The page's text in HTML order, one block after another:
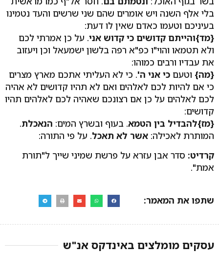
בלי אלף השנה ויש אומרים שהם שני שרשים והעד נטמינו
בעיניכם וטעמו כאדם שאין לו דעת:
{מד}והייתם קדושים כי קדוש אני. על כן אמרתי לכם
ולא תטמאו והוי"ו כפ"א רפה בלשון ישמעאל וכן ויעזוב
את עבדיו ורבים כמוהו:
{מה} וטעם כי אני ה'. כי לא העליתי אתכם מארץ מצרים
כי אם להיות לכם לאלהים ואם לא תהיו קדושים לא אהיה
לכם לאלהים על כן אם רצונכם שאהיה לכם לאלהים תהיו
קדושים:
{מז}להבדיל בין הטמא. בעוף ובשרץ המים: הנאכלת.
המותרת לאכילה: אשר לא תאכל. על פי התורה:
קרדיט: סדר אבן עזרא על פרשת שמיני שייך ל"תורת
אמת".
שתפו את המאמר:
עסקים מומלצים באינדקס אנ"ש​